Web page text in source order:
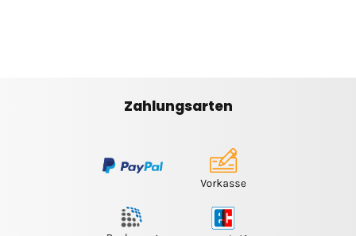
Zahlungsarten